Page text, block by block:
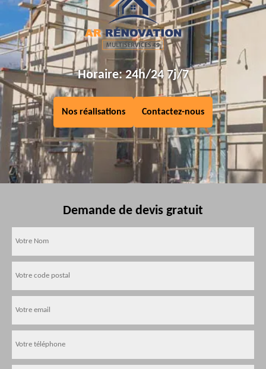
Horaire: 24h/24 7j/7
Nos réalisations Contactez-nous
Demande de devis gratuit